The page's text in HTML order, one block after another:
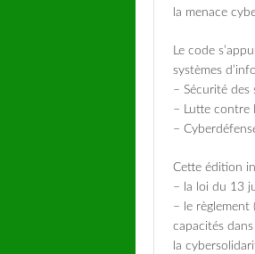
la menace
Le code
systèmes
– Sécurité des
– Lutte contre
–
Cette édition
– la loi du 13
– le règlement
capacités
la